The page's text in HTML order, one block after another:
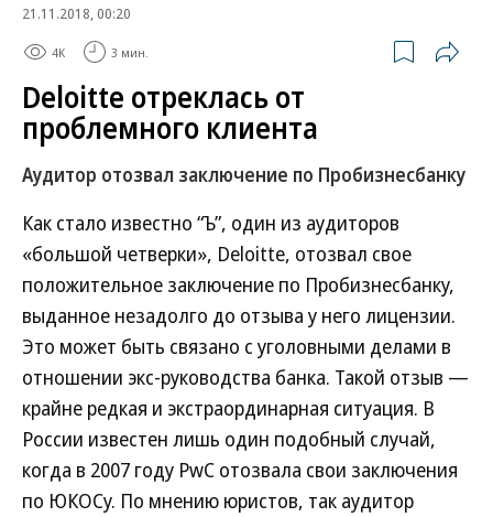
21.11.2018, 00:20
4K 3 мин.
Deloitte отреклась от
проблемного клиента
Аудитор отозвал заключение по Пробизнесбанку
Как стало известно “Ъ”, один из аудиторов
«большой четверки», Deloitte, отозвал свое
положительное заключение по Пробизнесбанку,
выданное незадолго до отзыва у него лицензии.
Это может быть связано с уголовными делами в
отношении экс-руководства банка. Такой отзыв —
крайне редкая и экстраординарная ситуация. В
России известен лишь один подобный случай,
когда в 2007 году PwC отозвала свои заключения
по ЮКОСу. По мнению юристов, так аудитор